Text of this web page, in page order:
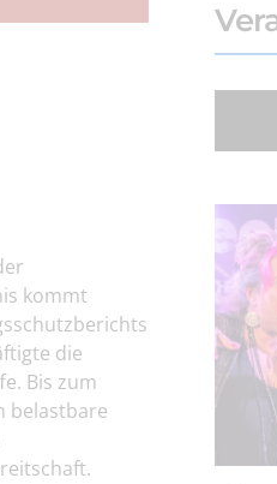
kommt
die
Bis zum
belastbare